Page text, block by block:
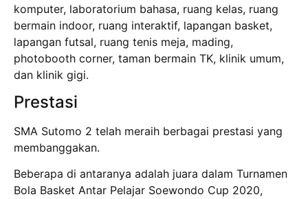
komputer, laboratorium bahasa, ruang kelas, ruang
bermain indoor, ruang interaktif, lapangan basket,
lapangan futsal, ruang tenis meja, mading,
photobooth corner, taman bermain TK, klinik umum,
dan klinik gigi.
Prestasi
SMA Sutomo 2 telah meraih berbagai prestasi yang
membanggakan.
Beberapa di antaranya adalah juara dalam Turnamen
Bola Basket Antar Pelajar Soewondo Cup 2020,